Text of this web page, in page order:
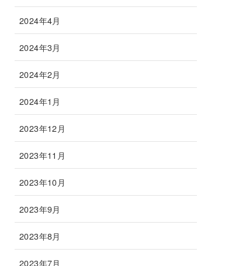
2024年4月
2024年3月
2024年2月
2024年1月
2023年12月
2023年11月
2023年10月
2023年9月
2023年8月
2023年7月